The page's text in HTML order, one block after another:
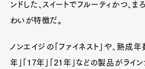
ンドした、スイートでフルーティかつ、
わいが特徴だ。
ノンエイジの「ファイネスト」や、熟成
年」「17年」「21年」などの製品がライ